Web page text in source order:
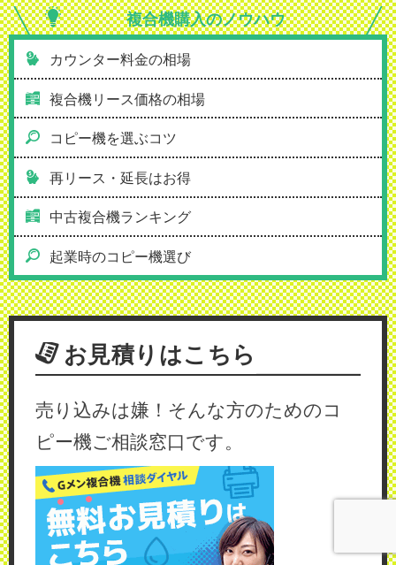
複合機購入のノウハウ
カウンター料金の相場
複合機リース価格の相場
コピー機を選ぶコツ
再リース・延長はお得
中古複合機ランキング
起業時のコピー機選び
お見積りはこちら
売り込みは嫌！そんな方のためのコ
ピー機ご相談窓口です。